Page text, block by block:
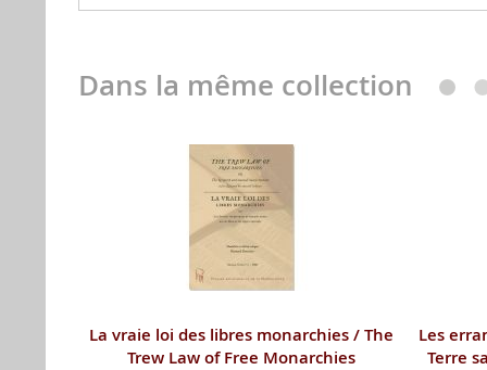
Dans la même collection
La vraie loi des libres monarchies / The
Trew Law of Free Monarchies
Les
Terre